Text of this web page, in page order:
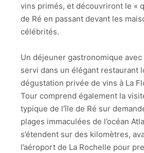
vins primés, et découvriront le «
de Ré en passant devant les
célébrités.
Un déjeuner gastronomique
servi dans un élégant restaurant
dégustation privée de vins à La
Tour comprend également la
typique de l’île de Ré sur
plages immaculées de l’océan
s’étendent sur des kilomètres,
l’aéroport de La Rochelle pour